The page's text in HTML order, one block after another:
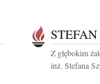
Z głębokim
inż. Stefana